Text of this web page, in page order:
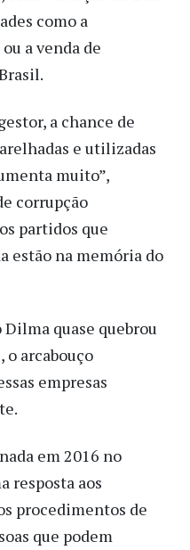
como a
a venda de
a chance de
e utilizadas
muito”,
corrupção
partidos que
estão na memória do
Dilma quase quebrou
o arcabouço
empresas
em 2016 no
resposta aos
procedimentos de
que podem